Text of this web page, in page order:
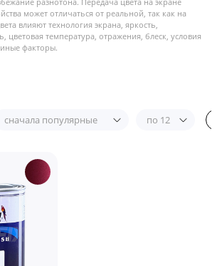
может отличаться от реальной, так как на
влияют технология экрана, яркость,
цветовая температура, отражения, блеск, условия
факторы.
сначала популярные по 12